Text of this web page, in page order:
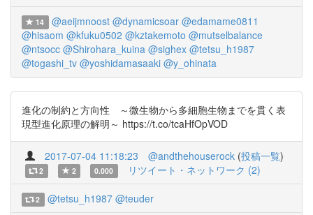
14 @aeijmnoost @dynamicsoar @edamame0811
@hisaom @kfuku0502 @kztakemoto @mutselbalance
@ntsocc @Shirohara_kuina @sighex @tetsu_h1987
@togashi_tv @yoshidamasaaki @y_ohinata
進化の制約と方向性 ～微生物から多細胞生物までを貫く表
現型進化原理の解明～ https://t.co/tcaHfOpVOD
2017-07-04 11:18:23 @andthehouserock (投稿一覧)
2 2 0.000 リツイート・ネットワーク (2)
2 @tetsu_h1987 @teuder